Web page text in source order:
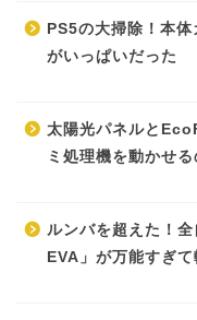
PS5の大掃除！本
がいっぱいだった
太陽光パネルと
ミ処理機を動かせ
ルンバを超えた！
EVA」が万能すぎて